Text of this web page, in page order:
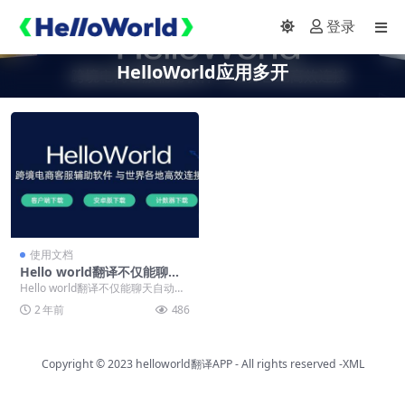
登录
HelloWorld应用多开
使用文档
Hello world翻译不仅能聊天
自动翻译，还支持应用多开非
Hello world翻译不仅能聊天自动翻
译，还支持应用多开非常方便！ 应
用多开...
2 年前 486
Copyright © 2023 helloworld翻译APP- All rights reserved -XML